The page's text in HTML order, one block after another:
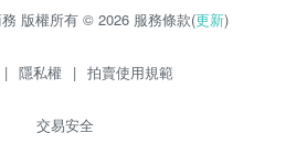
版權所有 © 2026 服務條款(更新)
| 隱私權 | 拍賣使用規範
交易安全